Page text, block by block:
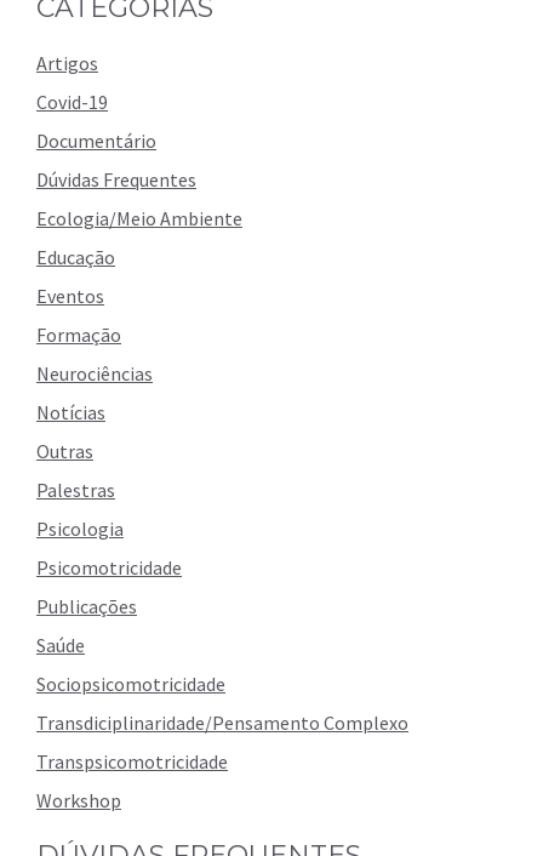
CATEGORIAS
Artigos
Covid-19
Documentário
Dúvidas Frequentes
Ecologia/Meio Ambiente
Educação
Eventos
Formação
Neurociências
Notícias
Outras
Palestras
Psicologia
Psicomotricidade
Publicações
Saúde
Sociopsicomotricidade
Transdiciplinaridade/Pensamento Complexo
Transpsicomotricidade
Workshop